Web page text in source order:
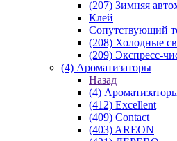
(207) Зимняя
Клей
Сопутствующий
(208) Холодные
(209) Экспреcс-
(4) Ароматизаторы
Назад
(4)
(412) Excellent
(409) Contact
(403) AREON